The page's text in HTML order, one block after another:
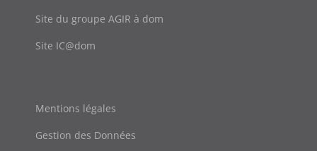
Site du groupe AGIR à dom
Site IC@dom
Mentions légales
Gestion des Données